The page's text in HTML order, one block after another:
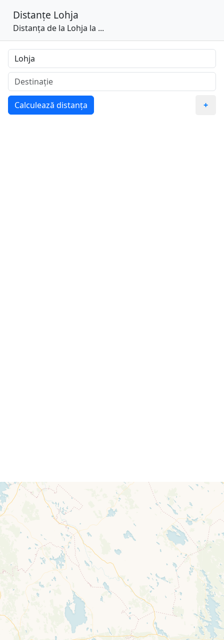
Distanțe Lohja
Distanța de la Lohja la ...
Calculează distanța +